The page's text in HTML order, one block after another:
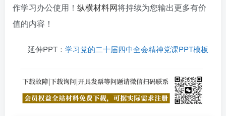
作学习办公使用！ 纵横材料网将持续为您输出更多有价
值的内容！
延伸PPT： 学习党的二十届四中全会精神党课PPT模板